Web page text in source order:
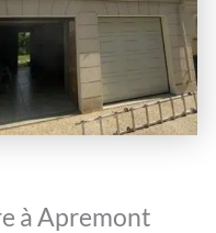
à Apremont